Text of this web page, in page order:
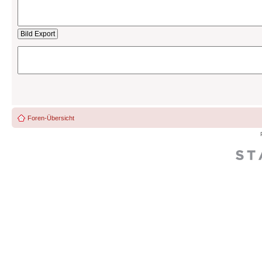
Foren-Übersicht